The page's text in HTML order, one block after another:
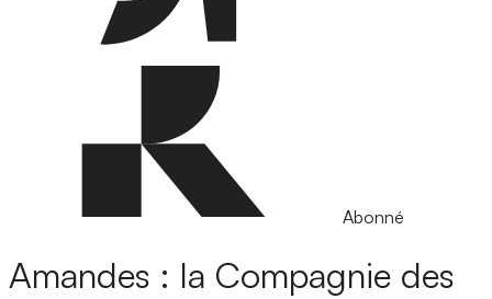
Abonné
Amandes : la Compagnie des